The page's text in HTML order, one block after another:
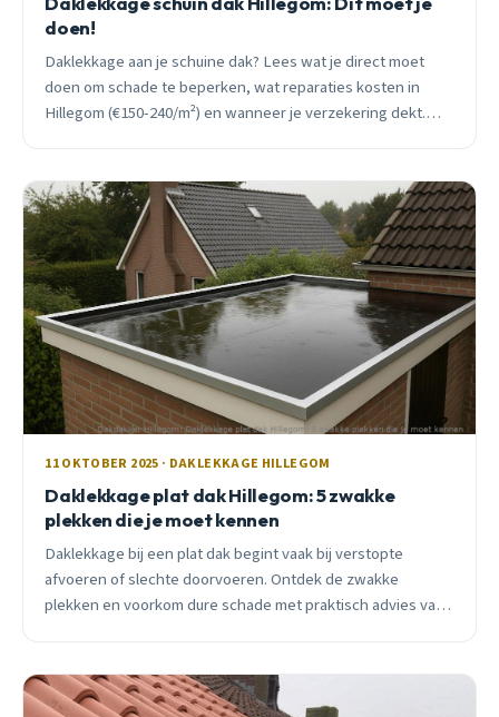
doen!
Daklekkage aan je schuine dak? Lees wat je direct moet
doen om schade te beperken, wat reparaties kosten in
Hillegom (€150-240/m²) en wanneer je verzekering dekt.
11 OKTOBER 2025 · DAKLEKKAGE HILLEGOM
Daklekkage plat dak Hillegom: 5 zwakke
plekken die je moet kennen
Daklekkage bij een plat dak begint vaak bij verstopte
afvoeren of slechte doorvoeren. Ontdek de zwakke
plekken en voorkom dure schade met praktisch advies van